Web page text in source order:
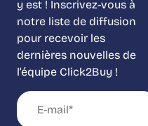
y est ! Inscrivez-vous à
notre liste de diffusion
pour recevoir les
dernières nouvelles de
l’équipe Click2Buy !